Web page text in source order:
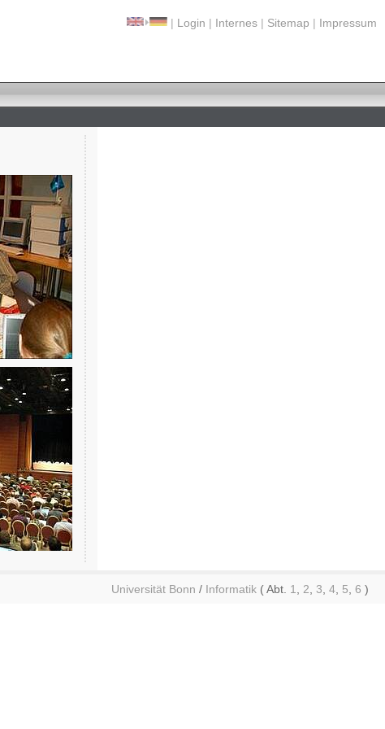
| Login | Internes | Sitemap | Impressum
Universität Bonn / Informatik ( Abt. 1 2 3 4 5 6 )